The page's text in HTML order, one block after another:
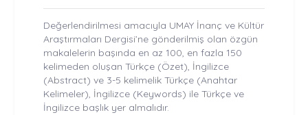
Değerlendirilmesi amacıyla UMAY İnanç ve Kültür
Araştırmaları Dergisi’ne gönderilmiş olan özgün
makalelerin başında en az 100, en fazla 150
kelimeden oluşan Türkçe (Özet), İngilizce
(Abstract) ve 3-5 kelimelik Türkçe (Anahtar
Kelimeler), İngilizce (Keywords) ile Türkçe ve
İngilizce başlık yer almalıdır.